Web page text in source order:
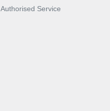
Authorised Service